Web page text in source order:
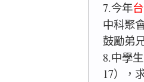
7.今年
中科聚
鼓勵弟
8.中學
17），